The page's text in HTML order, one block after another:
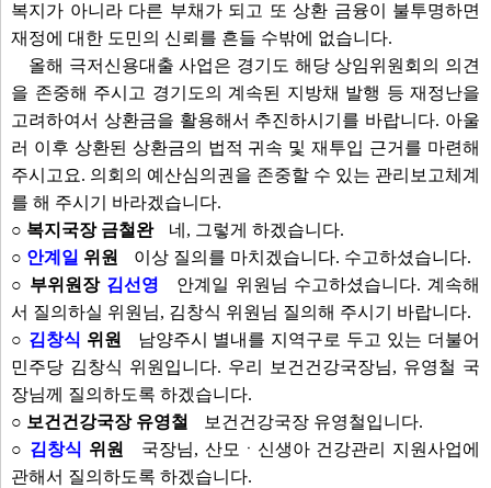
복지가 아니라 다른 부채가 되고 또 상환 금융이 불투명하면
재정에 대한 도민의 신뢰를 흔들 수밖에 없습니다.
올해 극저신용대출 사업은 경기도 해당 상임위원회의 의견
을 존중해 주시고 경기도의 계속된 지방채 발행 등 재정난을
고려하여서 상환금을 활용해서 추진하시기를 바랍니다. 아울
러 이후 상환된 상환금의 법적 귀속 및 재투입 근거를 마련해
주시고요. 의회의 예산심의권을 존중할 수 있는 관리보고체계
를 해 주시기 바라겠습니다.
○ 복지국장 금철완
네, 그렇게 하겠습니다.
○ 안계일 위원
이상 질의를 마치겠습니다. 수고하셨습니다.
○ 부위원장 김선영
안계일 위원님 수고하셨습니다. 계속해
서 질의하실 위원님, 김창식 위원님 질의해 주시기 바랍니다.
○ 김창식 위원
남양주시 별내를 지역구로 두고 있는 더불어
민주당 김창식 위원입니다. 우리 보건건강국장님, 유영철 국
장님께 질의하도록 하겠습니다.
○ 보건건강국장 유영철
보건건강국장 유영철입니다.
○ 김창식 위원
국장님, 산모ㆍ신생아 건강관리 지원사업에
관해서 질의하도록 하겠습니다.